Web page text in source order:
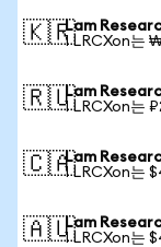
🇰🇷Lam
1 LRCXon는
🇷🇺Lam
1 LRCXon는
🇨🇦Lam
1 LRCXon는
🇦🇺Lam
1 LRCXon는